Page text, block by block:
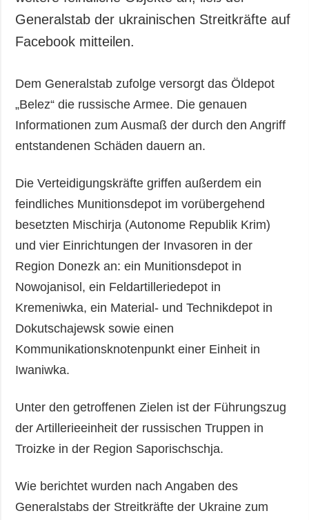
Generalstab der ukrainischen Streitkräfte auf
Facebook mitteilen.
Dem Generalstab zufolge versorgt das Öldepot
„Belez“ die russische Armee. Die genauen
Informationen zum Ausmaß der durch den Angriff
entstandenen Schäden dauern an.
Die Verteidigungskräfte griffen außerdem ein
feindliches Munitionsdepot im vorübergehend
besetzten Mischirja (Autonome Republik Krim)
und vier Einrichtungen der Invasoren in der
Region Donezk an: ein Munitionsdepot in
Nowojanisol, ein Feldartilleriedepot in
Kremeniwka, ein Material- und Technikdepot in
Dokutschajewsk sowie einen
Kommunikationsknotenpunkt einer Einheit in
Iwaniwka.
Unter den getroffenen Zielen ist der Führungszug
der Artillerieeinheit der russischen Truppen in
Troizke in der Region Saporischschja.
Wie berichtet wurden nach Angaben des
Generalstabs der Streitkräfte der Ukraine zum